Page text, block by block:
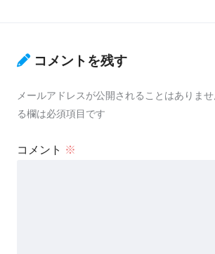
コメントを残す
メールアドレスが公開されることはありませ
る欄は必須項目です
コメント ※